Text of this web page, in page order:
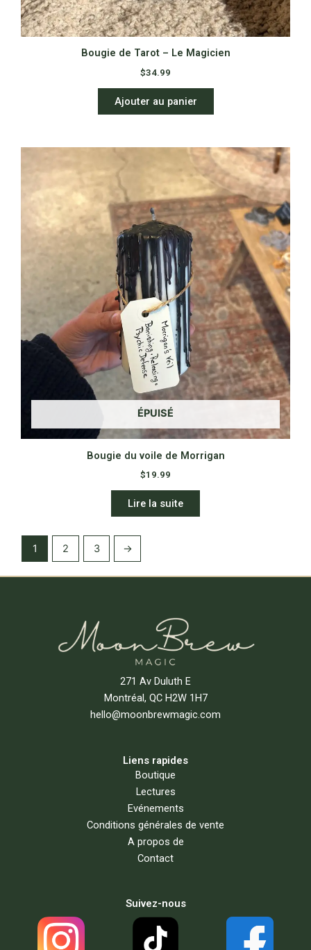
Bougie de Tarot – Le Magicien
$34.99
Ajouter au panier
ÉPUISÉ
Bougie du voile de Morrigan
$19.99
Lire la suite
1 2 3 →
271 Av Duluth E
Montréal, QC H2W 1H7
hello@moonbrewmagic.com
Liens rapides
Boutique
Lectures
Evénements
Conditions générales de vente
A propos de
Contact
Suivez-nous